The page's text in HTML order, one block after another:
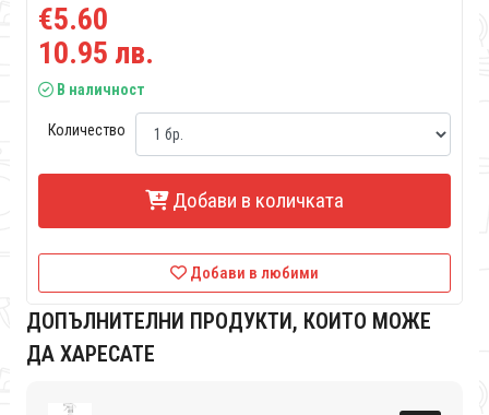
€5.60
10.95 лв.
В наличност
Количество
Добави в количката
Добави в любими
ДОПЪЛНИТЕЛНИ ПРОДУКТИ, КОИТО МОЖЕ
ДА ХАРЕСАТЕ